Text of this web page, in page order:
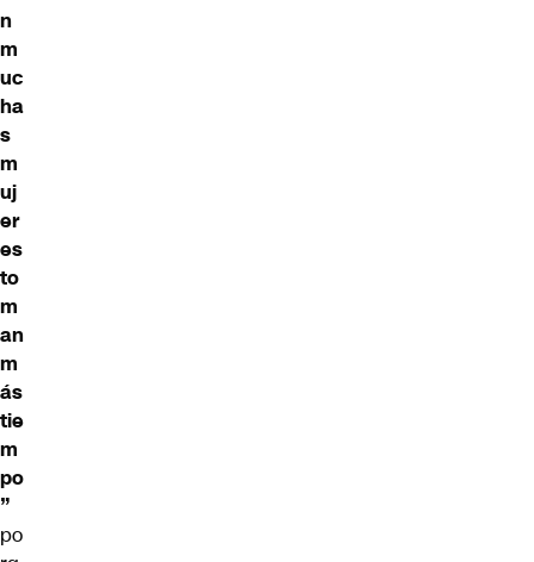
n
m
uc
ha
s
m
uj
er
es
to
m
an
m
ás
tie
m
po
”
po